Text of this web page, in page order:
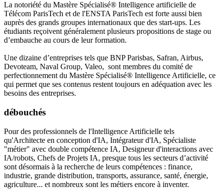
La notoriété du Mastère Spécialisé® Intelligence artificielle de
Télécom ParisTech et de l'ENSTA ParisTech est forte aussi bien
auprès des grands groupes internationaux que des start-ups. Les
étudiants reçoivent généralement plusieurs propositions de stage ou
d’embauche au cours de leur formation.
Une dizaine d’entreprises tels que BNP Parisbas, Safran, Airbus,
Devoteam, Naval Group, Valeo, sont membres du comité de
perfectionnement du Mastère Spécialisé® Intelligence Artificielle, ce
qui permet que ses contenus restent toujours en adéquation avec les
besoins des entreprises.
débouchés
Pour des professionnels de l'Intelligence Artificielle tels
qu'Architecte en conception d'IA, Intégrateur d'IA, Spécialiste
"métier" avec double compétence IA, Designeur d'interactions avec
IA/robots, Chefs de Projets IA, presque tous les secteurs d’activité
sont désormais à la recherche de leurs compétences : finance,
industrie, grande distribution, transports, assurance, santé, énergie,
agriculture... et nombreux sont les métiers encore à inventer.